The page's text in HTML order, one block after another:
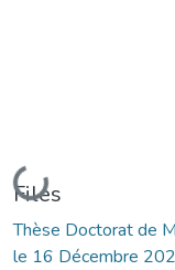
Loading...
Files
Thèse Doctorat de
le 16 Décembre